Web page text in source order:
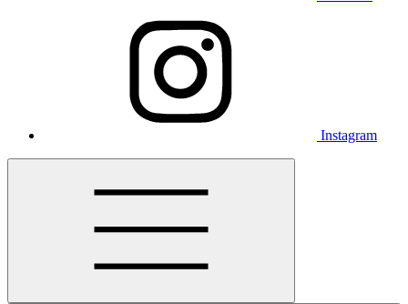
Instagram